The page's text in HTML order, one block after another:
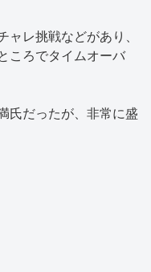
ャレ挑戦などがあり、
ころでタイムオーバ
氏だったが、非常に盛